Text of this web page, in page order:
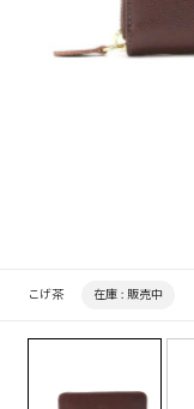
こげ茶 在庫 : 販売中